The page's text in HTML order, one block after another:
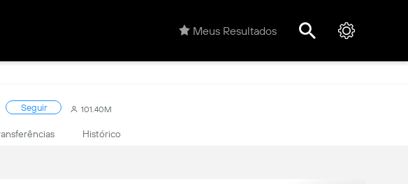
Meus Resultados
Seguir 101.40M
Histórico